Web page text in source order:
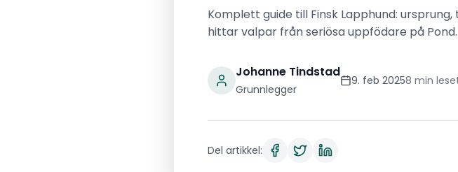
Komplett guide till Finsk Lapphund:
hittar valpar från seriösa uppfödare på Pond.
Johanne Tindstad
Grunnlegger
9. feb 20258 min
Del artikkel: